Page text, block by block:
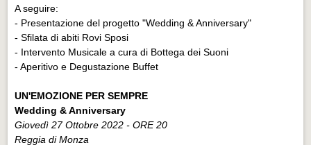
A seguire:
- Presentazione del progetto "Wedding & Anniversary"
- Sfilata di abiti Rovi Sposi
- Intervento Musicale a cura di Bottega dei Suoni
- Aperitivo e Degustazione Buffet
UN'EMOZIONE PER SEMPRE
Wedding & Anniversary
Giovedì 27 Ottobre 2022 - ORE 20
Reggia di Monza